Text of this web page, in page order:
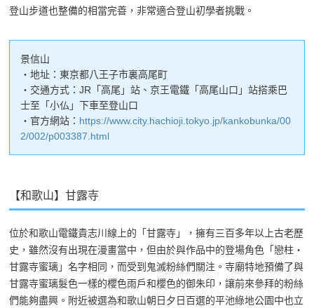
登山步道也整備的相當完善，非常適合登山初學者挑戰。
景信山
・地址：東京都八王子市裏高尾町
・交通方式：JR「高尾」站、京王電鐵「高尾山口」站搭乘巴
士至「小仏」下車至登山口
・官方網站： https://www.city.hachioji.tokyo.jp/kankobunka/00
2/002/p003387.html
【和歌山】甘露寺
位於和歌山電鐵貴志川線上的「甘露寺」，擁有三百多年以上古老歷
史，雖然沒有出現在漫畫當中，但由於與作品中的登場角色「戀柱・
甘露寺蜜璃」名字相同，而受到鬼滅粉絲們關注。寺廟特地預備了與
甘露寺蜜璃髮色一樣的櫻色雨戶和櫻色的御朱印，讓前來參拜的粉絲
們能夠盡興。附近被選為和歌山朝日夕日百選的平池綠地公園中也立